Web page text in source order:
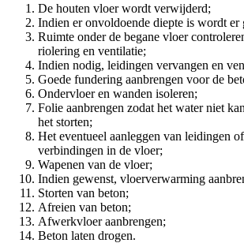
De houten vloer wordt verwijderd;
Indien er onvoldoende diepte is wordt er
Ruimte onder de begane vloer
riolering en ventilatie;
Indien nodig, leidingen vervangen en
Goede fundering aanbrengen voor de
Ondervloer en wanden isoleren;
Folie aanbrengen zodat het water niet
het storten;
Het eventueel aanleggen van leidingen
verbindingen in de vloer;
Wapenen van de vloer;
Indien gewenst, vloerverwarming
Storten van beton;
Afreien van beton;
Afwerkvloer aanbrengen;
Beton laten drogen.